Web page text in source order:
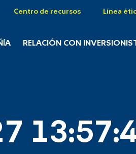
Centro de recursos Línea
RELACIÓN CON